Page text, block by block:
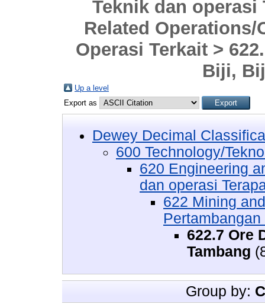
Teknik dan operasi
Related
Operasi Terkait >
Biji,
Up a level
Export as
Dewey Decimal
600 Technology/
620 Engineering
dan operasi
622 Mining
622.7 Ore
Tambang
Group by: